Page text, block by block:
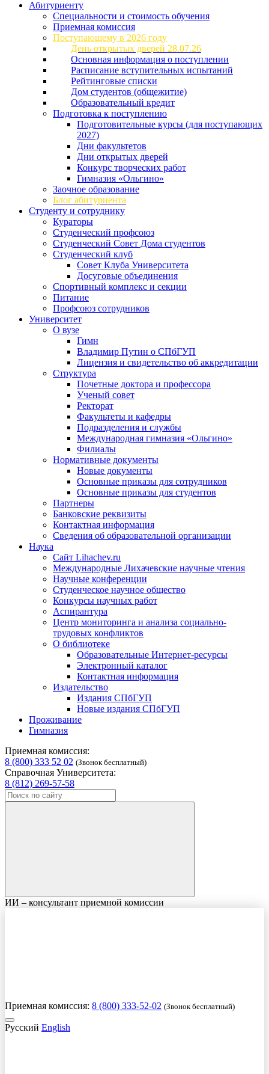
Абитуриенту
Специальности и стоимость обучения
Приемная комиссия
Поступающему в 2026 году
День открытых дверей 28.07.26
Основная информация о поступлении
Расписание вступительных испытаний
Рейтинговые списки
Дом студентов (общежитие)
Образовательный кредит
Подготовка к поступлению
Подготовительные курсы (для поступающих
2027)
Дни факультетов
Дни открытых дверей
Конкурс творческих работ
Гимназия «Ольгино»
Заочное образование
Блог абитуриента
Студенту и сотруднику
Кураторы
Студенческий профсоюз
Студенческий Совет Дома студентов
Студенческий клуб
Совет Клуба Университета
Досуговые объединения
Спортивный комплекс и секции
Питание
Профсоюз сотрудников
Университет
О вузе
Гимн
Владимир Путин о СПбГУП
Лицензия и свидетельство об аккредитации
Структура
Почетные доктора и профессора
Ученый совет
Ректорат
Факультеты и кафедры
Подразделения и службы
Международная гимназия «Ольгино»
Филиалы
Нормативные документы
Новые документы
Основные приказы для сотрудников
Основные приказы для студентов
Партнеры
Банковские реквизиты
Контактная информация
Сведения об образовательной организации
Наука
Сайт Lihachev.ru
Международные Лихачевские научные чтения
Научные конференции
Студенческое научное общество
Конкурсы научных работ
Аспирантура
Центр мониторинга и анализа социально-
трудовых конфликтов
О библиотеке
Образовательные Интернет-ресурсы
Электронный каталог
Контактная информация
Издательство
Издания СПбГУП
Новые издания СПбГУП
Проживание
Гимназия
Приемная комиссия:
8 (800) 333 52 02 (Звонок бесплатный)
Справочная Университета:
8 (812) 269-57-58
ИИ – консультант приемной комиссии
Приемная комиссия: 8 (800) 333-52-02 (Звонок бесплатный)
Русский English